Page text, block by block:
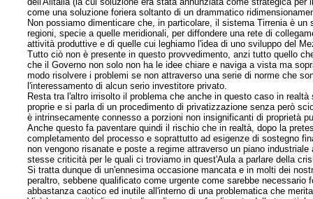
come una soluzione foriera soltanto di un drammatico
Non possiamo dimenticare che, in particolare, il sistema Tirrenia è
regioni, specie a quelle meridionali, per diffondere una rete di
attività produttive e di quelle cui leghiamo l'idea di uno sviluppo del
Tutto ciò non è presente in questo provvedimento, anzi tutto quello
che il Governo non solo non ha le idee chiare e naviga a vista ma
modo risolvere i problemi se non attraverso una serie di norme che
l'interessamento di alcun serio investitore privato.
Resta tra l'altro irrisolto il problema che anche in questo caso in
proprie e si parla di un procedimento di privatizzazione senza però
è intrinsecamente connesso a porzioni non insignificanti di proprietà
Anche questo fa paventare quindi il rischio che in realtà, dopo la
completamento del processo e soprattutto ad esigenze di sostegno
non vengono risanate e poste a regime attraverso un piano
stesse criticità per le quali ci troviamo in quest'Aula a parlare della
Si tratta dunque di un'ennesima occasione mancata e in molti dei
peraltro, sebbene qualificato come urgente come sarebbe
abbastanza caotico ed inutile all'interno di una problematica che